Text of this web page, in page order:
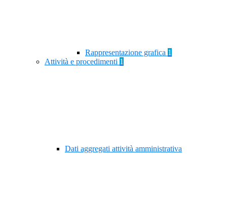
Rappresentazione grafica 1
Attività e procedimenti 1
Dati aggregati attività amministrativa